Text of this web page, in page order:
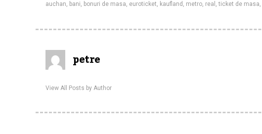
auchan, bani, bonuri de masa, euroticket, kaufland , metro, real ,ticket de masa,
petre
View All Posts by Author